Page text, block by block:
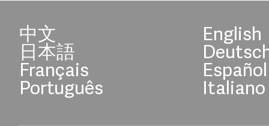
中文 English
日本語
Français Español
Português Italiano